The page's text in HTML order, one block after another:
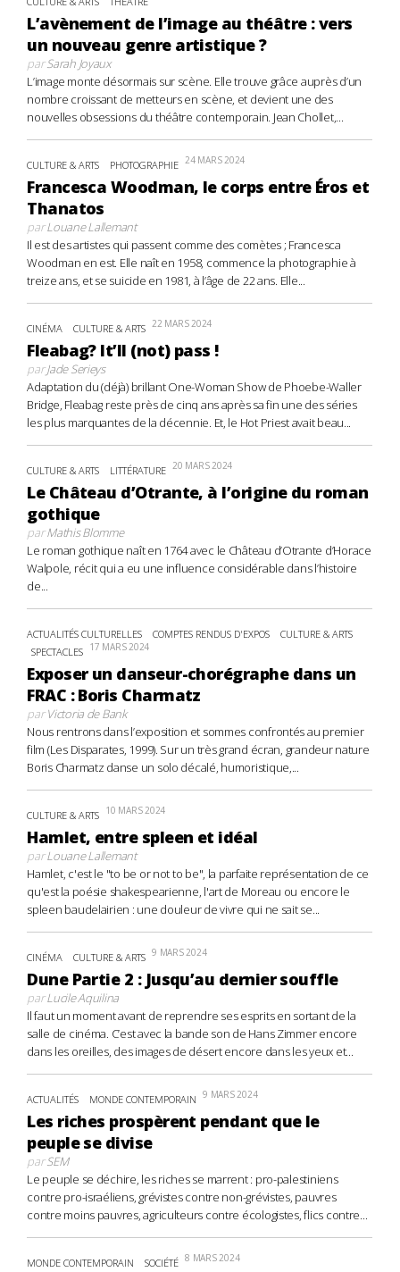
L’avènement de l’image au théâtre : vers
un nouveau genre artistique ?
parSarah Joyaux
L’image monte désormais sur scène. Elle trouve grâce auprès d’un
nombre croissant de metteurs en scène, et devient une des
nouvelles obsessions du théâtre contemporain. Jean Chollet,...
CULTURE & ARTS PHOTOGRAPHIE 24 MARS 2024
Francesca Woodman, le corps entre Éros et
Thanatos
parLouane Lallemant
Il est des artistes qui passent comme des comètes ; Francesca
Woodman en est. Elle naît en 1958, commence la photographie à
treize ans, et se suicide en 1981, à l’âge de 22 ans. Elle...
CINÉMA CULTURE & ARTS 22 MARS 2024
Fleabag? It’ll (not) pass !
parJade Serieys
Adaptation du (déjà) brillant One-Woman Show de Phoebe-Waller
Bridge, Fleabag reste près de cinq ans après sa fin une des séries
les plus marquantes de la décennie. Et, le Hot Priest avait beau...
CULTURE & ARTS LITTÉRATURE 20 MARS 2024
Le Château d’Otrante, à l’origine du roman
gothique
parMathis Blomme
Le roman gothique naît en 1764 avec le Château d’Otrante d’Horace
Walpole, récit qui a eu une influence considérable dans l’histoire
de...
ACTUALITÉS CULTURELLES COMPTES RENDUS D'EXPOS
CULTURE & ARTS
SPECTACLES 17 MARS 2024
Exposer un danseur-chorégraphe dans un
FRAC : Boris Charmatz
parVictoria de Bank
Nous rentrons dans l’exposition et sommes confrontés au premier
film (Les Disparates, 1999). Sur un très grand écran, grandeur nature
Boris Charmatz danse un solo décalé, humoristique,...
CULTURE & ARTS 10 MARS 2024
Hamlet, entre spleen et idéal
parLouane Lallemant
Hamlet, c'est le "to be or not to be", la parfaite représentation de ce
qu'est la poésie shakespearienne, l'art de Moreau ou encore le
spleen baudelairien : une douleur de vivre qui ne sait se...
CINÉMA CULTURE & ARTS 9 MARS 2024
Dune Partie 2 : Jusqu’au dernier souffle
parLucile Aquilina
Il faut un moment avant de reprendre ses esprits en sortant de la
salle de cinéma. C’est avec la bande son de Hans Zimmer encore
dans les oreilles, des images de désert encore dans les yeux et...
ACTUALITÉS MONDE CONTEMPORAIN 9 MARS 2024
Les riches prospèrent pendant que le
peuple se divise
parSEM
Le peuple se déchire, les riches se marrent : pro-palestiniens
contre pro-israéliens, grévistes contre non-grévistes, pauvres
contre moins pauvres, agriculteurs contre écologistes, flics contre...
MONDE CONTEMPORAIN SOCIÉTÉ 8 MARS 2024